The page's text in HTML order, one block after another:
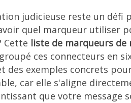
judicieuse reste un défi
quel marqueur utiliser
Cette liste de marqueurs de
ces connecteurs en
des exemples concrets
car elle s'aligne
que votre message